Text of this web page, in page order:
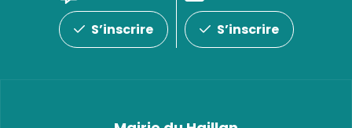
S’inscrire
S’inscrire